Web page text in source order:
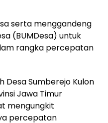
serta menggandeng
(BUMDesa) untuk
rangka percepatan
Desa Sumberejo Kulon
Jawa Timur
mengungkit
percepatan